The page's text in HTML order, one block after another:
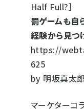
Half Full?］
罰ゲームも自
経験から見つ
https://
625
by 明坂真太
マーケターコ